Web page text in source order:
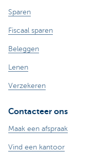
Sparen
Fiscaal sparen
Beleggen
Lenen
Verzekeren
Contacteer ons
Maak een afspraak
Vind een kantoor